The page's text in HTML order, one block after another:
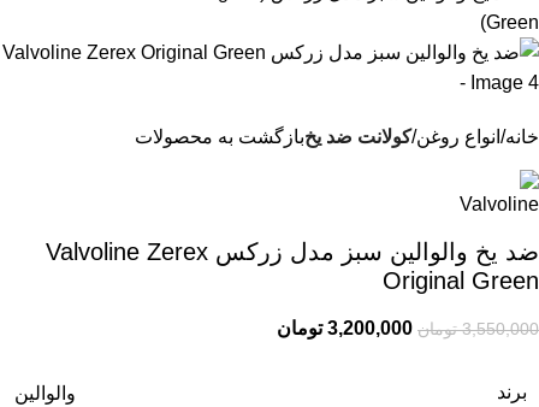
خانه انواع روغن کولانت ضد یخبازگشت به محصولات
ضد یخ والوالین سبز مدل زرکس Valvoline Zerex
Original Green
3,550,000 تومان 3,200,000 تومان
برند والوالین